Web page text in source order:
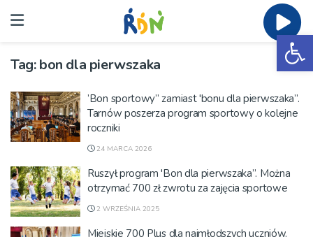
Tag:bon dla pierwszaka
’Bon sportowy” zamiast 'bonu dla pierwszaka”.
Tarnów poszerza program sportowy o kolejne
roczniki
24 MARCA 2026
Ruszył program 'Bon dla pierwszaka”. Można
otrzymać 700 zł zwrotu za zajęcia sportowe
2 WRZEŚNIA 2025
Miejskie 700 Plus dla najmłodszych uczniów.